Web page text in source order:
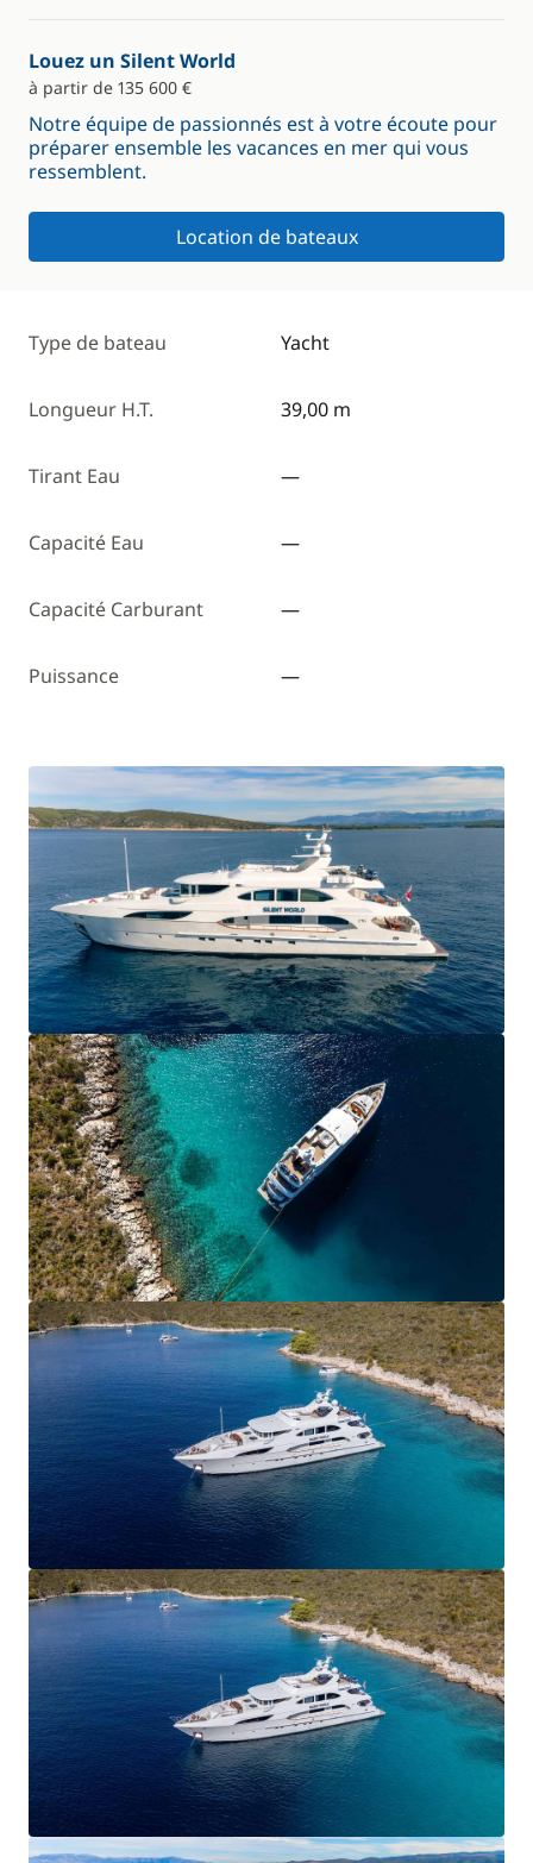
Louez un Silent World
à partir de 135 600 €
Notre équipe de passionnés est à votre écoute pour
préparer ensemble les vacances en mer qui vous
ressemblent.
Location de bateaux
Type de bateau Yacht
Longueur H.T. 39,00 m
Tirant Eau —
Capacité Eau —
Capacité Carburant —
Puissance —